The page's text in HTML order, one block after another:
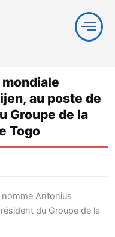
mondiale
au poste de
Groupe de la
Togo